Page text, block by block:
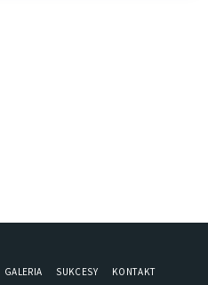
GALERIA SUKCESY KONTAKT